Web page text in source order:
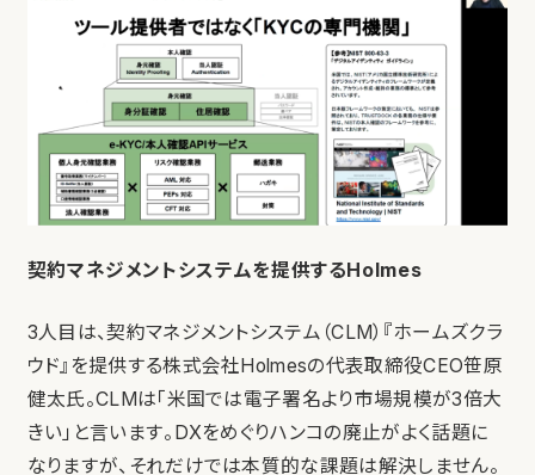
契約マネジメントシステムを提供するHolmes
3人目は、契約マネジメントシステム（CLM）『ホームズクラ
ウド』を提供する株式会社Holmesの代表取締役CEO笹原
健太氏。CLMは「米国では電子署名より市場規模が3倍大
きい」と言います。DXをめぐりハンコの廃止がよく話題に
なりますが、それだけでは本質的な課題は解決しません。